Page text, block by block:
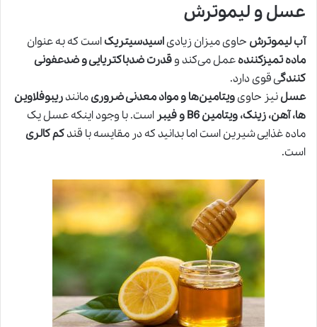
عسل و لیموترش
آب لیموترش حاوی میزان زیادیاسیدسیتریکاست که به عنوان
ماده تمیزکنندهعمل می‌کند وقدرت ضدباکتریایی و ضدعفونی
کنندگی قوی دارد.
عسلنیز حاویویتامین‌ها و مواد معدنی ضروریمانندریبوفلاوین
ها، آهن، زینک، ویتامین B6 و فیبر
است. با وجود اینکه عسل یک
ماده غذایی شیرین است اما بدانید که در مقایسه با قندکم کالری
است.